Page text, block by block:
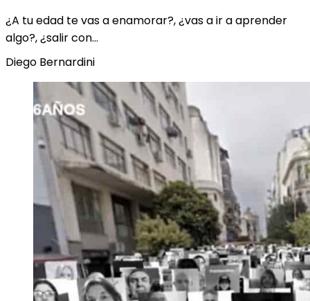
¿A tu edad te vas a enamorar?, ¿vas a ir a aprender
algo?, ¿salir con…
Diego Bernardini